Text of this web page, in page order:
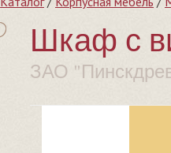
Шкаф с
ЗАО